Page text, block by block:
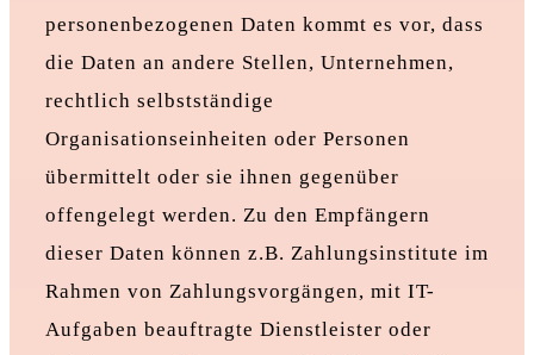
personenbezogenen Daten kommt es vor, dass
die Daten an andere Stellen, Unternehmen,
rechtlich selbstständige
Organisationseinheiten oder Personen
übermittelt oder sie ihnen gegenüber
offengelegt werden. Zu den Empfängern
dieser Daten können z.B. Zahlungsinstitute im
Rahmen von Zahlungsvorgängen, mit IT-
Aufgaben beauftragte Dienstleister oder